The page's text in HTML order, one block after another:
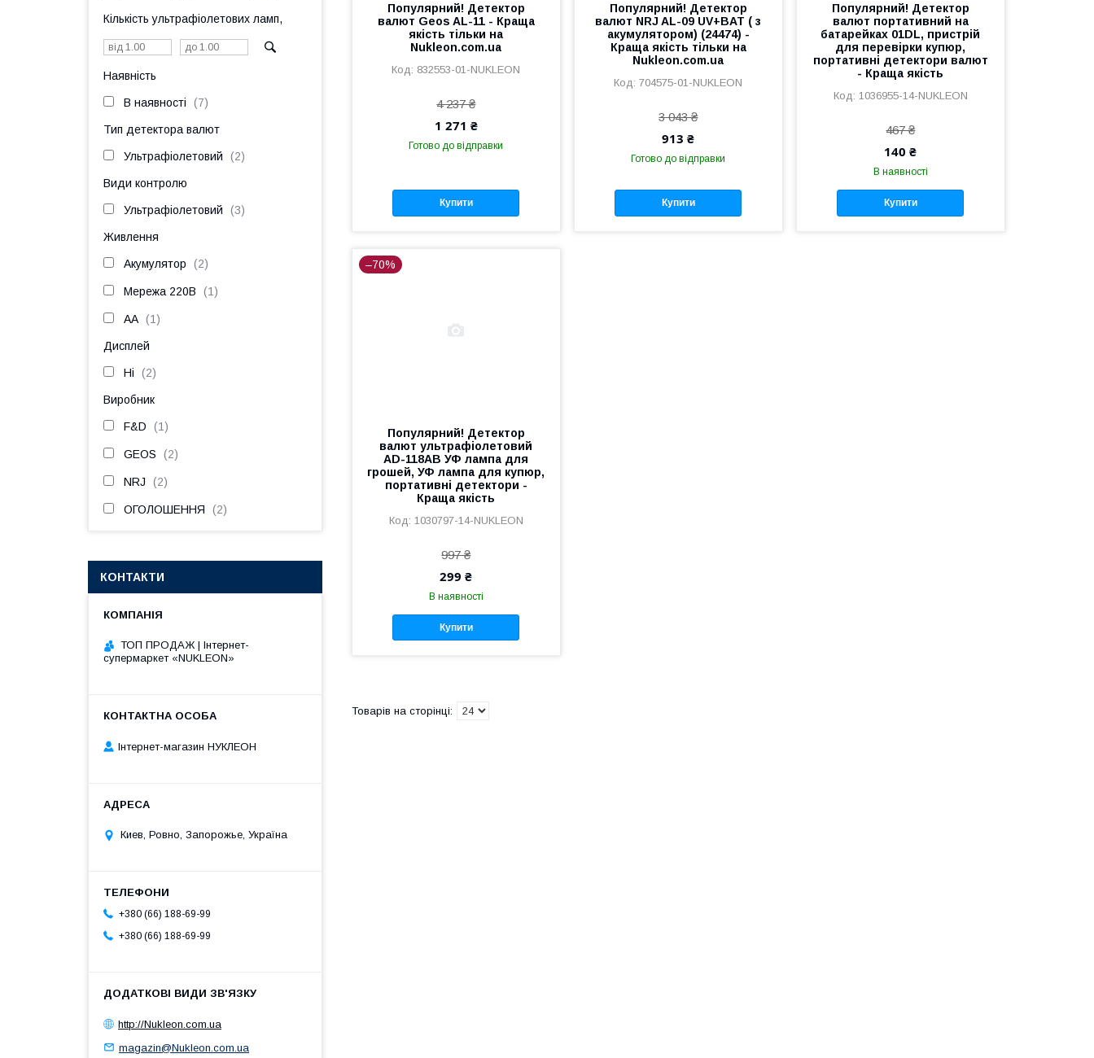
Популярний! Детектор
валют Geos AL-11 - Краща
якість тільки на
Nukleon.com.ua
832553-01-NUKLEON
4 237 ₴
1 271 ₴
Готово до відправки
Купити
Популярний! Детектор
валют NRJ AL-09 UV+BAT ( з
акумулятором) (24474) -
Краща якість тільки на
Nukleon.com.ua
704575-01-NUKLEON
3 043 ₴
913 ₴
Готово до відправки
Купити
Популярний! Детектор
валют портативний на
батарейках 01DL, пристрій
для перевірки купюр,
портативні детектори валют
- Краща якість
1036955-14-NUKLEON
467 ₴
140 ₴
В наявності
Купити
–70%
Популярний! Детектор
валют ультрафіолетовий
AD-118AB УФ лампа для
грошей, УФ лампа для купюр,
портативні детектори -
Краща якість
1030797-14-NUKLEON
997 ₴
299 ₴
В наявності
Купити
Кількість ультрафіолетових ламп,
Наявність
В наявності 7
Тип детектора валют
Ультрафіолетовий 2
Види контролю
Ультрафіолетовий 3
Живлення
Акумулятор 2
Мережа 220В 1
AA 1
Дисплей
Ні 2
Виробник
F&D 1
GEOS 2
NRJ 2
ОГОЛОШЕННЯ 2
КОНТАКТИ
ТОП ПРОДАЖ | Інтернет-
супермаркет «NUKLEON»
Інтернет-магазин НУКЛЕОН
Киев, Ровно, Запорожье, Україна
+380 (66) 188-69-99
+380 (66) 188-69-99
http://Nukleon.com.ua
magazin@Nukleon.com.ua